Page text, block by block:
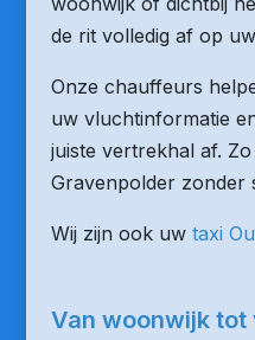
de rit volledig af op
Onze chauffeurs
uw vluchtinformatie
juiste vertrekhal af.
Gravenpolder zonder
Wij zijn ook uw taxi
Van woonwijk